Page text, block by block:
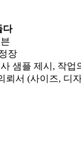
다
장
샘플 제시, 작업
뢰서 (사이즈, 디